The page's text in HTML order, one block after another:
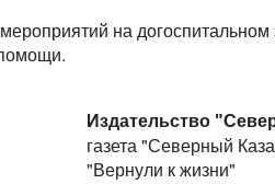
на
Издательство
газета "Северный
"Вернули к жизни"